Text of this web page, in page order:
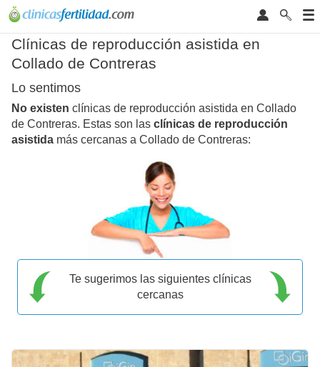
Clínicas de reproducción asistida en
Collado de Contreras
Lo sentimos
No existen clínicas de reproducción asistida en Collado
de Contreras. Estas son las clínicas de reproducción
asistida más cercanas a Collado de Contreras:
Te sugerimos las siguientes clínicas
cercanas